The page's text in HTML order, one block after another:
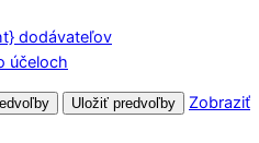
dodávateľov
účeloch
Uložiť predvoľby
Zobraziť